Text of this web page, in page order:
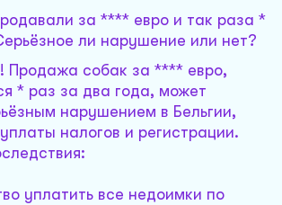
за **** евро и так раза *
ли нарушение или нет?
Продажа собак за **** евро,
* раз за два года, может
нарушением в Бельгии,
налогов и регистрации.
уплатить все недоимки по